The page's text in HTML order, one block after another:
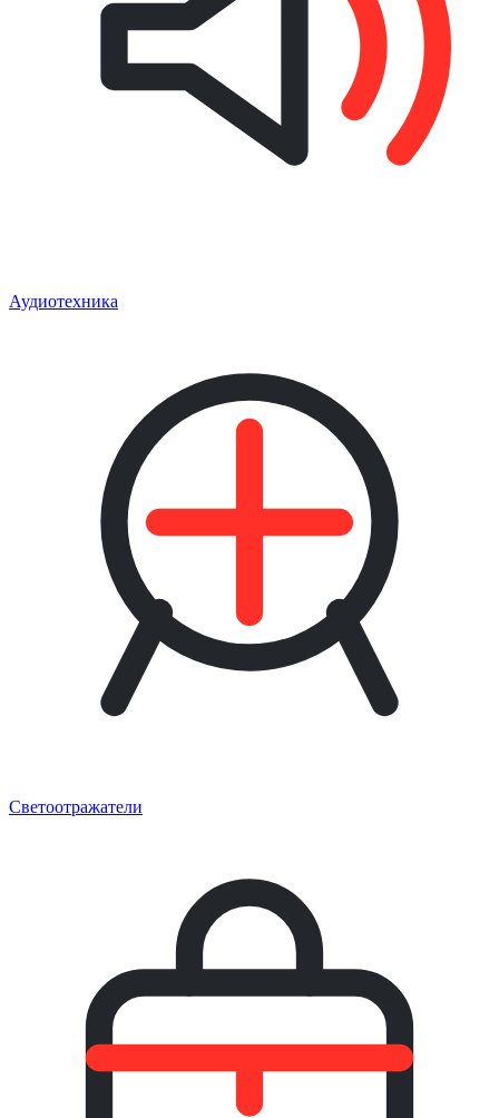
Аудиотехника
Светоотражатели